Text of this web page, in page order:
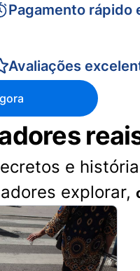
Pagamento rápido
Avaliações
e
explorar,